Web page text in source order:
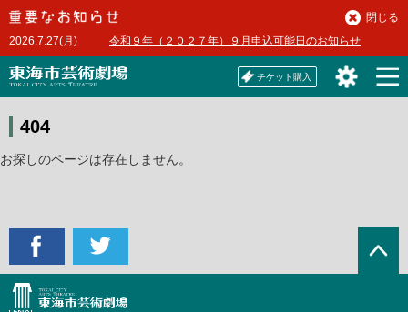
本
文
へ2026.7.27(月) 令和９年（２０２７年）９月申込可能日のお知らせ
閉じる
チケット購入
404
お探しのページは存在しません。